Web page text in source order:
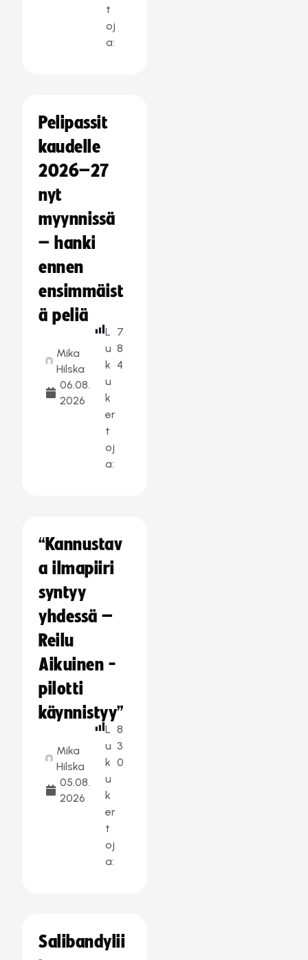
t
oj
a:
Pelipassit
kaudelle
2026–27
nyt
myynnissä
– hanki
ennen
ensimmäist
ä peliä
Mika
Hilska
06.08.
2026
L
u
k
u
k
er
t
oj
a:
7
8
4
“Kannustav
a ilmapiiri
syntyy
yhdessä –
Reilu
Aikuinen -
pilotti
käynnistyy”
Mika
Hilska
05.08.
2026
L
u
k
u
k
er
t
oj
a:
8
3
0
Salibandylii